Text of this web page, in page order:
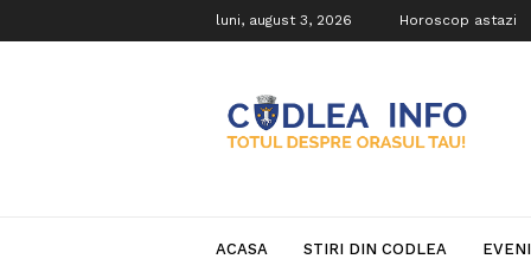
luni, august 3, 2026 Horoscop astazi
Info
ACASA STIRI DIN CODLEA